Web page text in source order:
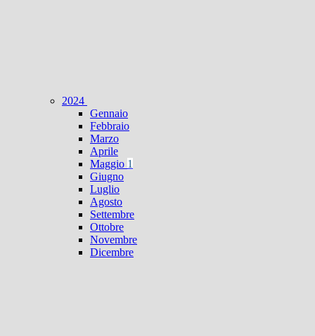
2024
Gennaio
Febbraio
Marzo
Aprile
Maggio 1
Giugno
Luglio
Agosto
Settembre
Ottobre
Novembre
Dicembre